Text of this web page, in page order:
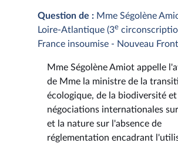
Question de : Mme Ségolène
Loire-Atlantique (3e
France insoumise - Nouveau
Mme Ségolène Amiot appelle
de Mme la ministre de la
écologique, de la biodiversité et
négociations internationales
et la nature sur l'absence de
réglementation encadrant